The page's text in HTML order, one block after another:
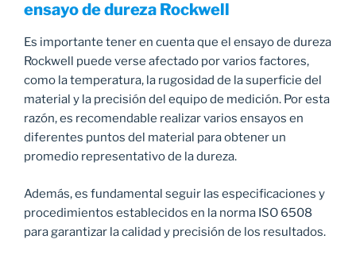
ensayo de dureza Rockwell
Es importante tener en cuenta que el ensayo de dureza
Rockwell puede verse afectado por varios factores,
como la temperatura, la rugosidad de la superficie del
material y la precisión del equipo de medición. Por esta
razón, es recomendable realizar varios ensayos en
diferentes puntos del material para obtener un
promedio representativo de la dureza.
Además, es fundamental seguir las especificaciones y
procedimientos establecidos en la norma ISO 6508
para garantizar la calidad y precisión de los resultados.